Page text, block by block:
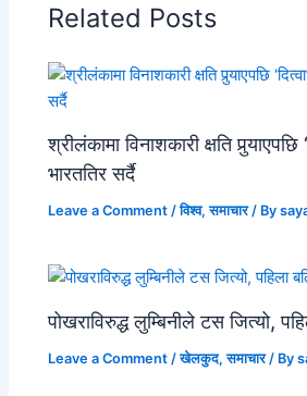
Related Posts
श्रीलंकामा विनाशकारी क्षति पुर्‍याएपछि
भारततिर सर्दै
Leave a Comment /विश्व,समाचार/ By
पोखराविरुद्ध लुम्बिनीले टस जित्यो,
Leave a Comment /खेलकुद,समाचार/ By